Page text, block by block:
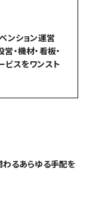
ンション運営
・機材・看板・
ビスをワンスト
わるあらゆる手配を